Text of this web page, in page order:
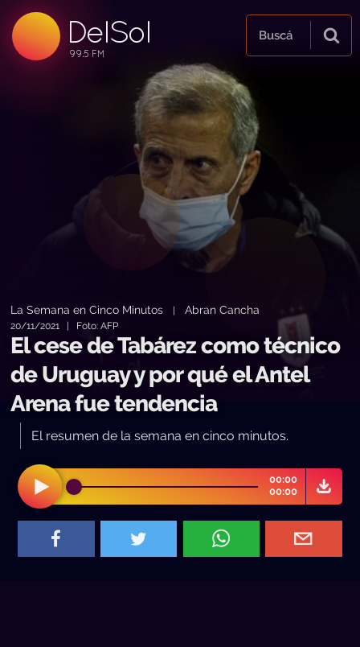
DelSol
99.5 FM
99.5 FM
99.5 FM
Buscá
La Semana en Cinco Minutos |Abran Cancha
20/11/2021 | Foto: AFP
El cese de Tabárez como técnico
de Uruguay y por qué el Antel
Arena fue tendencia
El resumen de la semana en cinco minutos.
00:00
00:00